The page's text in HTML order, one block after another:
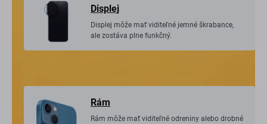
Displej
Displej môže mať viditeľné jemné škrabance,
ale zostáva plne funkčný.
Rám
Rám môže mať viditeľné odreniny alebo drobné